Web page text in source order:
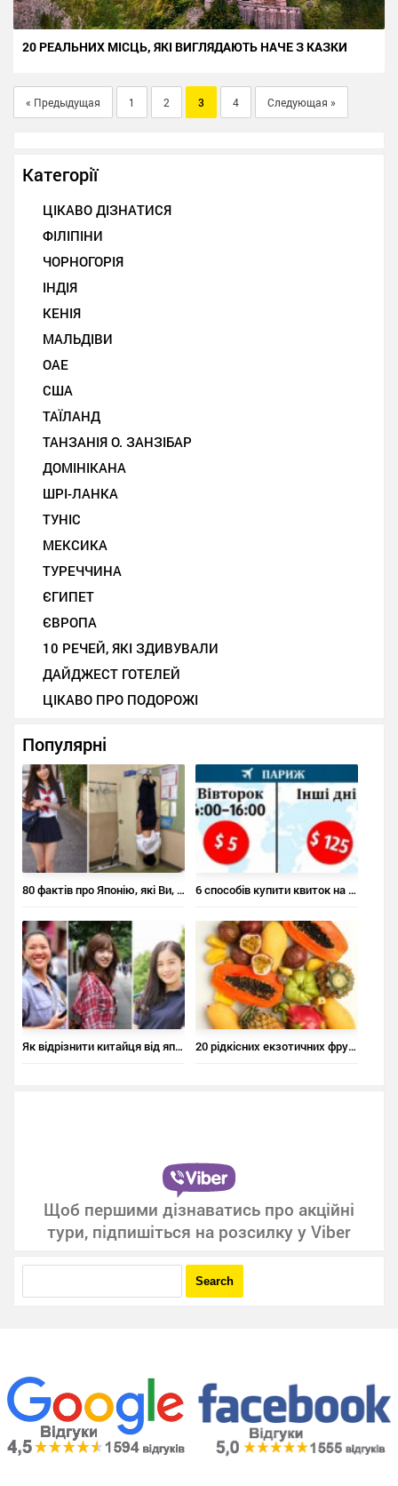
20 РЕАЛЬНИХ МІСЦЬ, ЯКІ ВИГЛЯДАЮТЬ НАЧЕ З КАЗКИ
« Предыдущая 1 2 3 4 Следующая »
Категорії
ЦІКАВО ДІЗНАТИСЯ
ФІЛІПІНИ
ЧОРНОГОРІЯ
ІНДІЯ
КЕНІЯ
МАЛЬДІВИ
ОАЕ
США
ТАЇЛАНД
ТАНЗАНІЯ О. ЗАНЗІБАР
ДОМІНІКАНА
ШРІ-ЛАНКА
ТУНІС
МЕКСИКА
ТУРЕЧЧИНА
ЄГИПЕТ
ЄВРОПА
10 РЕЧЕЙ, ЯКІ ЗДИВУВАЛИ
ДАЙДЖЕСТ ГОТЕЛЕЙ
ЦІКАВО ПРО ПОДОРОЖІ
Популярні
80 фактів про Японію, які Ви, напевно, не знали 6 способів купити квиток на літак за ціною квитка в кіно
Як відрізнити китайця від японця, а японця – від корейця 20 рідкісних екзотичних фруктів, про які ви не чули
Щоб першими дізнаватись про акційні
тури, підпишіться на розсилку у Viber